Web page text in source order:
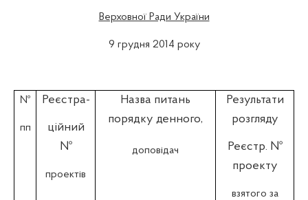
Верховної Ради України
9 грудня 2014 року
№
пп
Реєстра-
ційний
№
проектів
Назва питань
порядку денного,
доповідач
Результати
розгляду
Реєстр. №
проекту
взятого за